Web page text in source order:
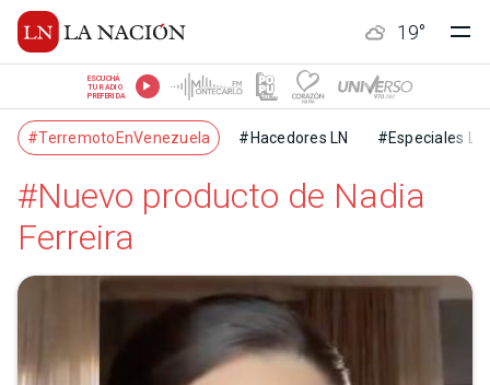
19°
ESCUCHÁ
TU RADIO
PREFERIDA
#TerremotoEnVenezuela #Hacedores LN #Especiales LN
#Nuevo producto de Nadia
Ferreira